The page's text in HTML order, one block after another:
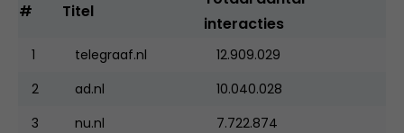
# Titel
interacties
1 telegraaf.nl
12.909.029
2
ad.nl
10.040.028
3
nu.nl
7.722.874